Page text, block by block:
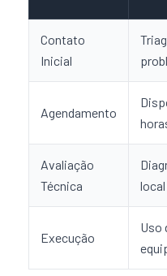
Contato
Inicial
Agendamento
Avaliação
Técnica
local
Execução
Uso